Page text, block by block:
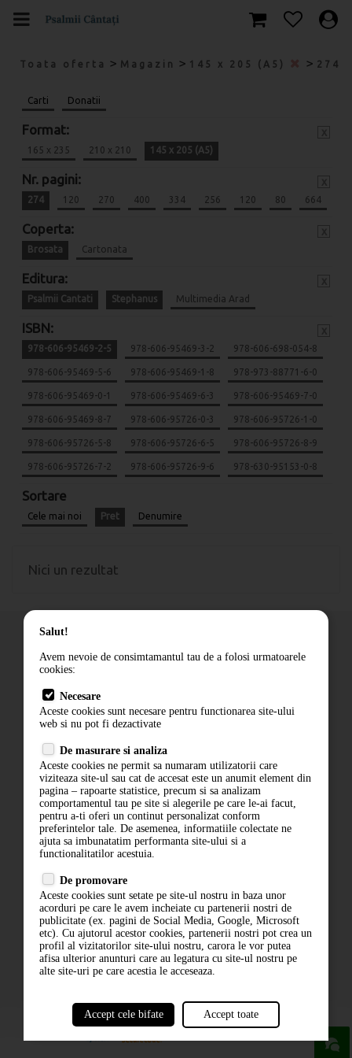
Toata oferta > Magazin > 145 x 205 (A5) > 274
Carti Donatii
Format:
165 x 235 210 x 210 145 x 205 (A5)
Nr. pagini:
274 120 270 400 334 256 120 80 664
Coperta:
Brosata Cartonata
Editura:
Psalmii Cantati Stephanus Multimedia Arad
ISBN:
978-606-95469-2-5 978-606-95469-3-2 978-606-698-054-8
978-606-95469-5-6 978-606-95469-1-8 978-973-88771-6-0
978-606-95469-0-1 978-606-95469-6-3 978-606-95469-7-0
978-606-95469-8-7 978-606-95726-0-3 978-606-95726-1-0
978-606-95726-5-8 978-606-95726-6-5 978-606-95726-8-9
978-606-95726-7-2 978-606-95726-9-6 978-630-95153-0-8
Sortare
Cele mai noi Pret Denumire
Nici un rezultat
Cum comand
Livrare
Contact
Politica de confidentialitate
ANPC
ABONARE LA NEWSLETTER
ABONARE
Salut!
Avem nevoie de consimtamantul tau de a folosi urmatoarele
cookies:
Necesare
Aceste cookies sunt necesare pentru functionarea site-ului
web si nu pot fi dezactivate
De masurare si analiza
Aceste cookies ne permit sa numaram utilizatorii care
viziteaza site-ul sau cat de accesat este un anumit element din
pagina – rapoarte statistice, precum si sa analizam
comportamentul tau pe site si alegerile pe care le-ai facut,
pentru a-ti oferi un continut personalizat conform
preferintelor tale. De asemenea, informatiile colectate ne
ajuta sa imbunatatim performanta site-ului si a
functionalitatilor acestuia.
De promovare
Aceste cookies sunt setate pe site-ul nostru in baza unor
acorduri pe care le avem incheiate cu partenerii nostri de
publicitate (ex. pagini de Social Media, Google, Microsoft
etc). Cu ajutorul acestor cookies, partenerii nostri pot crea un
profil al vizitatorilor site-ului nostru, carora le vor putea
afisa ulterior anunturi care au legatura cu site-ul nostru pe
alte site-uri pe care acestia le acceseaza.
Accept cele bifate Accept toate